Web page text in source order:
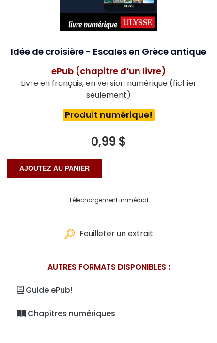
Idée de croisière - Escales en Grèce antique
ePub (chapitre d’un livre)
Livre en français, en version numérique (fichier
seulement)
Produit numérique!
0,99 $
Téléchargement immédiat
Feuilleter un extrait
AUTRES FORMATS DISPONIBLES :
Guide ePub!
Chapitres numériques